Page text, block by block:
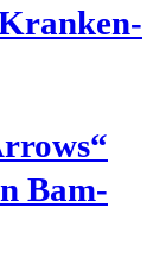
Kran­ken­
Bam­